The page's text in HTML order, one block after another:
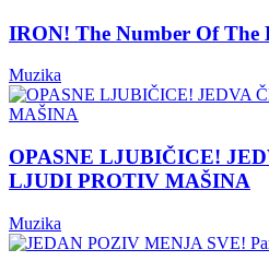
IRON! The Number Of The
Muzika
OPASNE LJUBIČICE!
LJUDI PROTIV MAŠINA
Muzika